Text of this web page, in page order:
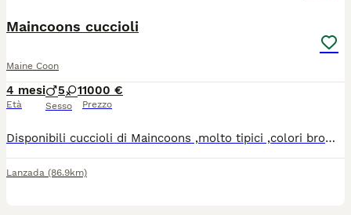
Maincoons cuccioli
Maine Coon
4 mesi
Età
5 1
Sesso
1000 €
Prezzo
Disponibili cuccioli di Maincoons ,molto tipici ,colori brown tabby e smoke .Entrambi i genitori esenti da malattie ereditarie ed ecocardio regolare.I cucvioli verranno ceduti dalla fine di Giugno con pedegree,vaccinazzioni,microchip ,sverminati e pedegree da compagnia,vige obbligo sterilizzazione.
Lanzada (86.9km)